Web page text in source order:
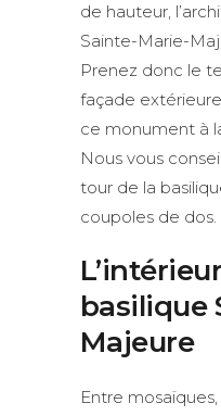
de hauteur,
Sainte-Marie-
Prenez donc le
façade
ce monument à
Nous vous
tour de la
coupoles de dos.
basilique
Majeure
Entre